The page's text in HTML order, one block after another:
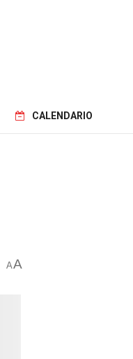
CALENDARIO
AA